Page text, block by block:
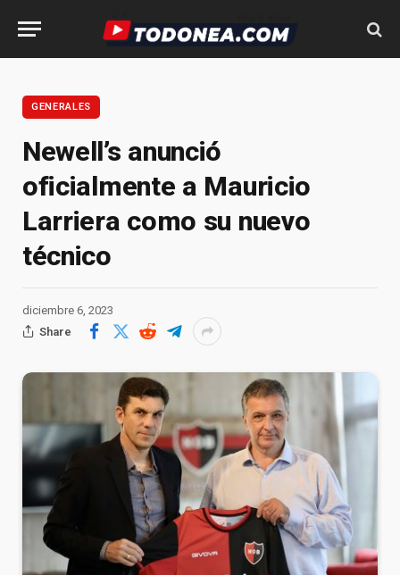
GENERALES
Newell’s anunció
oficialmente a Mauricio
Larriera como su nuevo
técnico
diciembre 6, 2023
Share